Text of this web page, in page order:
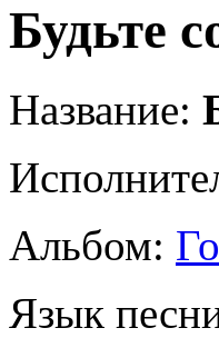
Будьте
Название:
Альбом:
Язык